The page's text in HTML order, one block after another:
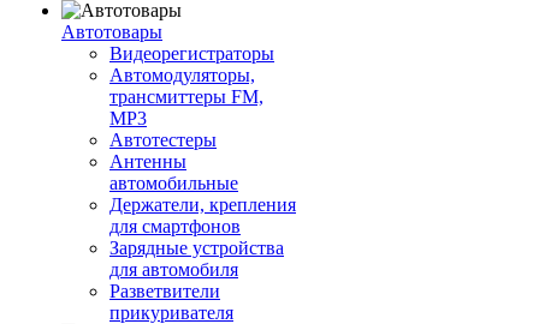
Автотовары
Видеорегистраторы
Автомодуляторы,
трансмиттеры FM,
MP3
Автотестеры
Антенны
автомобильные
Держатели, крепления
для смартфонов
Зарядные устройства
для автомобиля
Разветвители
прикуривателя